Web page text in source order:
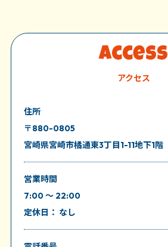
Access
アクセス
住所
〒880-0805
宮崎県宮崎市橘通東3丁目1-11地下1階
営業時間
7:00 ～ 22:00
定休日： なし